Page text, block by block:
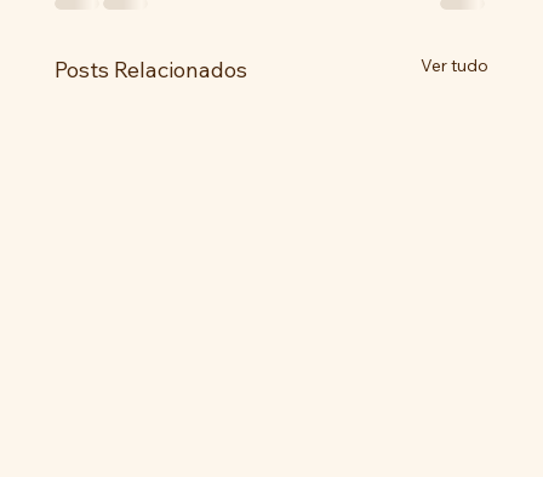
Posts Relacionados Ver tudo